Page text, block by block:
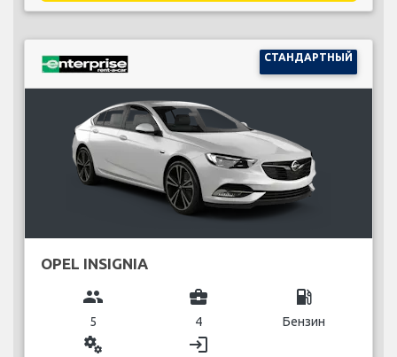
СТАНДАРТНЫЙ
OPEL INSIGNIA
group
5
business_center
4
local_gas_station
Бензин
miscellaneous_services login